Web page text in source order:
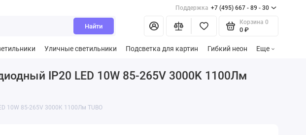
Поддержка +7 (495) 667 - 89 - 30
Найти
Корзина 0
0 ₽
Уличные светильники Подсветка для картин Гибкий неон Еще
IP20 LED 10W 85-265V 3000K 1100Лм
10W 85-265V 3000K 1100Лм TUBO